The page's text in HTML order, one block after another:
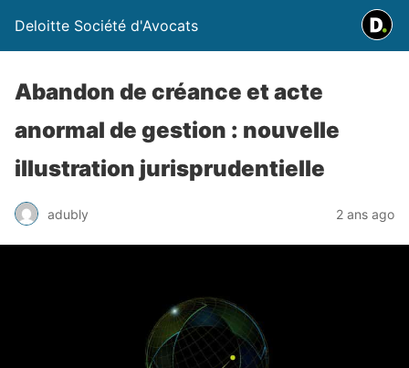
Deloitte Société d'Avocats
Abandon de créance et acte
anormal de gestion : nouvelle
illustration jurisprudentielle
adubly 2 ans ago